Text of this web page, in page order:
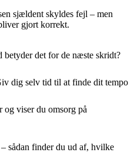
sjældent skyldes fejl – men
gjort korrekt.
betyder det for de næste skridt?
dig selv tid til at finde dit tempo
og viser du omsorg på
sådan finder du ud af, hvilke